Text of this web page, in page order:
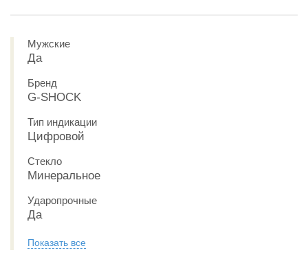
Мужские
Да
Бренд
G-SHOCK
Тип индикации
Цифровой
Стекло
Минеральное
Ударопрочные
Да
Показать все